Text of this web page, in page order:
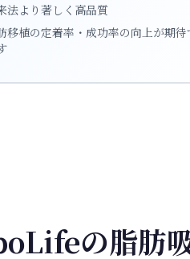
法より著しく高品質
移植の定着率・成功率の向上が期待
の脂肪